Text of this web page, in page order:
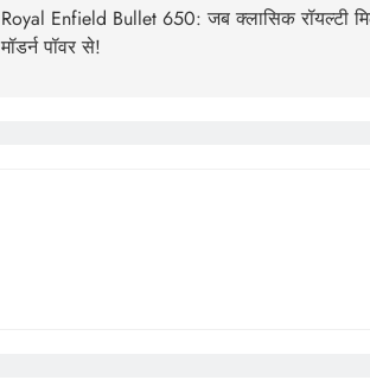
Royal Enfield Bullet 650: जब क्लासिक रॉयल्टी
मॉडर्न पॉवर से!